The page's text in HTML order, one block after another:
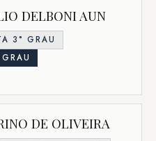
DELBONI AUN
3° GRAU
DE OLIVEIRA